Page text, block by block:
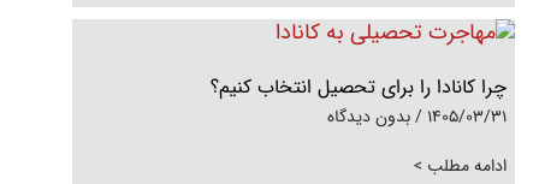
چرا کانادا را برای تحصیل انتخاب کنیم؟
1405/03/31
بدون دیدگاه
ادامه مطلب >